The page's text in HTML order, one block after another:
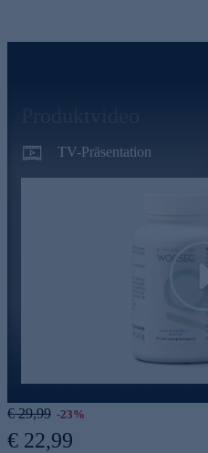
TV-Präsentation
€ 29,99 -23%
€ 22,99